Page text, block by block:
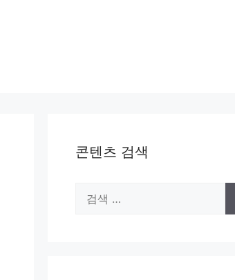
콘텐츠 검색